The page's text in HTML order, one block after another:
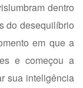
dentro
do desequilíbrio
em que a
e começou a
sua inteligência